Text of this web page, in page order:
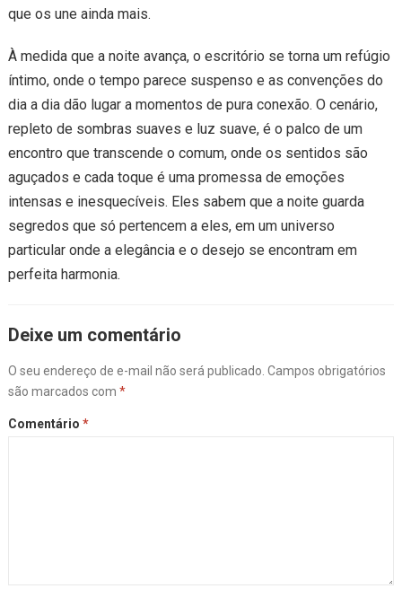
que os une ainda mais.
À medida que a noite avança, o escritório se torna um refúgio
íntimo, onde o tempo parece suspenso e as convenções do
dia a dia dão lugar a momentos de pura conexão. O cenário,
repleto de sombras suaves e luz suave, é o palco de um
encontro que transcende o comum, onde os sentidos são
aguçados e cada toque é uma promessa de emoções
intensas e inesquecíveis. Eles sabem que a noite guarda
segredos que só pertencem a eles, em um universo
particular onde a elegância e o desejo se encontram em
perfeita harmonia.
Deixe um comentário
O seu endereço de e-mail não será publicado. Campos obrigatórios
são marcados com *
Comentário *